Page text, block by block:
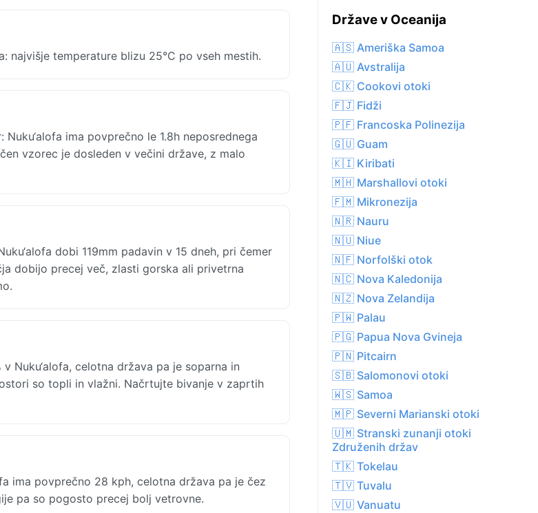
najvišje temperature blizu 25°C po vseh mestih.
ima povprečno le 1.8h neposrednega
vzorec je dosleden v večini države, z malo
dobi 119mm padavin v 15 dneh, pri čemer
dobijo precej več, zlasti gorska ali privetrna
Nuku‘alofa, celotna država pa je soparna in
so topli in vlažni. Načrtujte bivanje v zaprtih
ima povprečno 28 kph, celotna država pa je čez
pa so pogosto precej bolj vetrovne.
Države v Oceanija
🇦🇸 Ameriška Samoa
🇦🇺 Avstralija
🇨🇰 Cookovi otoki
🇫🇯 Fidži
🇵🇫 Francoska Polinezija
🇬🇺 Guam
🇰🇮 Kiribati
🇲🇭 Marshallovi otoki
🇫🇲 Mikronezija
🇳🇷 Nauru
🇳🇺 Niue
🇳🇫 Norfolški otok
🇳🇨 Nova Kaledonija
🇳🇿 Nova Zelandija
🇵🇼 Palau
🇵🇬 Papua Nova Gvineja
🇵🇳 Pitcairn
🇸🇧 Salomonovi otoki
🇼🇸 Samoa
🇲🇵 Severni Marianski otoki
🇺🇲 Stranski zunanji otoki
Združenih držav
🇹🇰 Tokelau
🇹🇻 Tuvalu
🇻🇺 Vanuatu